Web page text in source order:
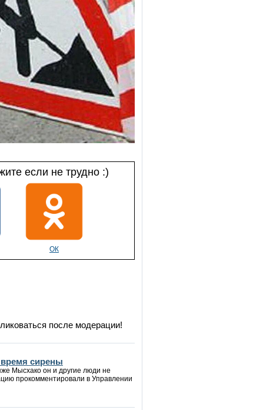
если не трудно :)
ОК
после модерации!
сирены
Мысхако он и другие люди не
прокомментировали в Управлении